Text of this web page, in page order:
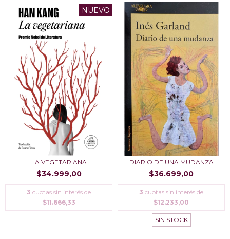
NUEVO
LA VEGETARIANA
$34.999,00
3 cuotas sin interés de
$11.666,33
DIARIO DE UNA MUDANZA
$36.699,00
3 cuotas sin interés de
$12.233,00
SIN STOCK